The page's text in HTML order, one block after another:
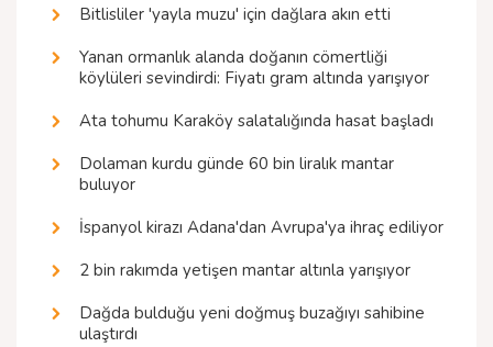
Bitlisliler 'yayla muzu' için dağlara akın etti
Yanan ormanlık alanda doğanın cömertliği
köylüleri sevindirdi: Fiyatı gram altında yarışıyor
Ata tohumu Karaköy salatalığında hasat başladı
Dolaman kurdu günde 60 bin liralık mantar
buluyor
İspanyol kirazı Adana'dan Avrupa'ya ihraç ediliyor
2 bin rakımda yetişen mantar altınla yarışıyor
Dağda bulduğu yeni doğmuş buzağıyı sahibine
ulaştırdı